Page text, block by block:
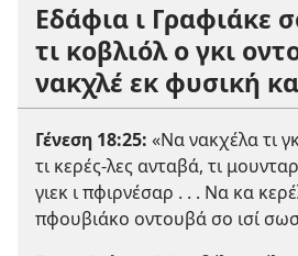
Εδάφια ι Γραφιάκε
τι κοβλιόλ ο γκι
νακχλέ εκ φυσική
Γένεση 18:25: «Να νακχέλα τι
τι κερές-λες ανταβά, τι
γιεκ ι πφιρνέσαρ . . . Να κα
πφουβιάκο οντουβά σο ισί